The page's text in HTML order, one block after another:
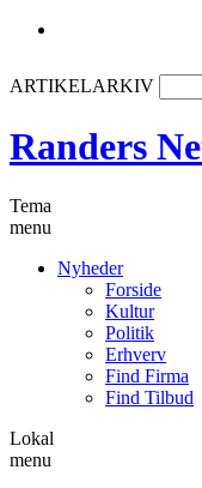
ARTIKELARKIV
Randers
Tema
menu
Nyheder
Forside
Kultur
Politik
Erhverv
Find Firma
Find Tilbud
Lokal
menu